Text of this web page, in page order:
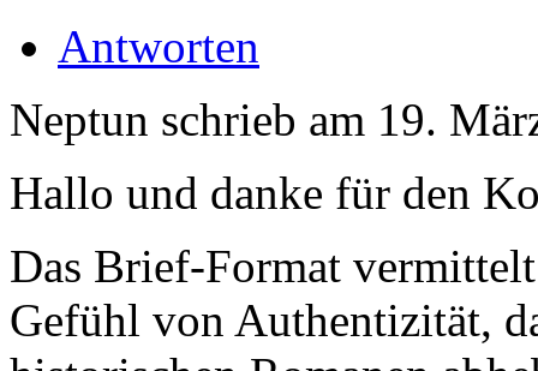
Antworten
Neptun schrieb am 19.
Hallo und danke für den
Das Brief-Format
Gefühl von Authentizität,